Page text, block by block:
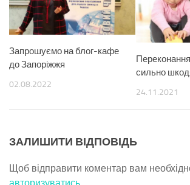
Запрошуємо на блог-кафе
до Запоріжжя
02.08.2022
Переконання
сильно
24.11.2021
ЗАЛИШИТИ ВІДПОВІДЬ
Щоб відправити коментар вам
авторизуватись